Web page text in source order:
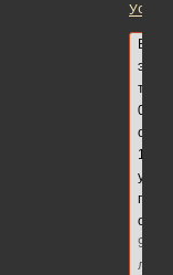
В
этой
теме
0
1
9
лет,